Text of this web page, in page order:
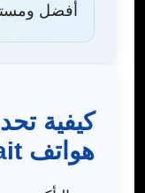
أفضل
هواتف Kuwait